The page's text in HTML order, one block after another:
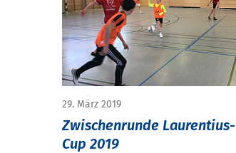
29. März 2019
Zwischenrunde Laurentius-
Cup 2019